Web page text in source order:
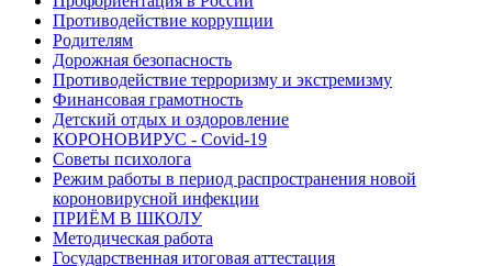
Противодействие коррупции
Родителям
Дорожная безопасность
Противодействие терроризму и экстремизму
Финансовая грамотность
Детский отдых и оздоровление
КОРОНОВИРУС - Covid-19
Советы психолога
Режим работы в период распространения новой
короновирусной инфекции
ПРИЁМ В ШКОЛУ
Методическая работа
Государственная итоговая аттестация